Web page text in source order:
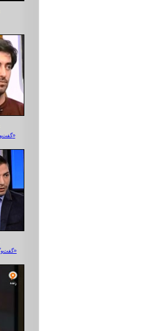
گفت‌وگو با اسلک‌لاینرها؛ «آبایی» و «شریفی»
گفت‌وگو با یخ‌نوردان؛ «صفدریان» و «موسوی»